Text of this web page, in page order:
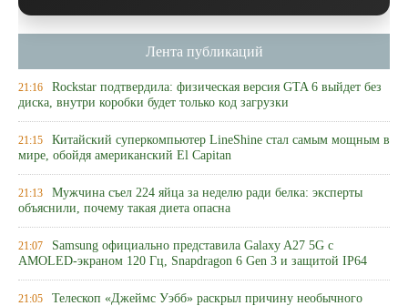
Лента публикаций
21:16 Rockstar подтвердила: физическая версия GTA 6 выйдет без
диска, внутри коробки будет только код загрузки
21:15 Китайский суперкомпьютер LineShine стал самым мощным в
мире, обойдя американский El Capitan
21:13 Мужчина съел 224 яйца за неделю ради белка: эксперты
объяснили, почему такая диета опасна
21:07 Samsung официально представила Galaxy A27 5G с
AMOLED-экраном 120 Гц, Snapdragon 6 Gen 3 и защитой IP64
21:05 Телескоп «Джеймс Уэбб» раскрыл причину необычного